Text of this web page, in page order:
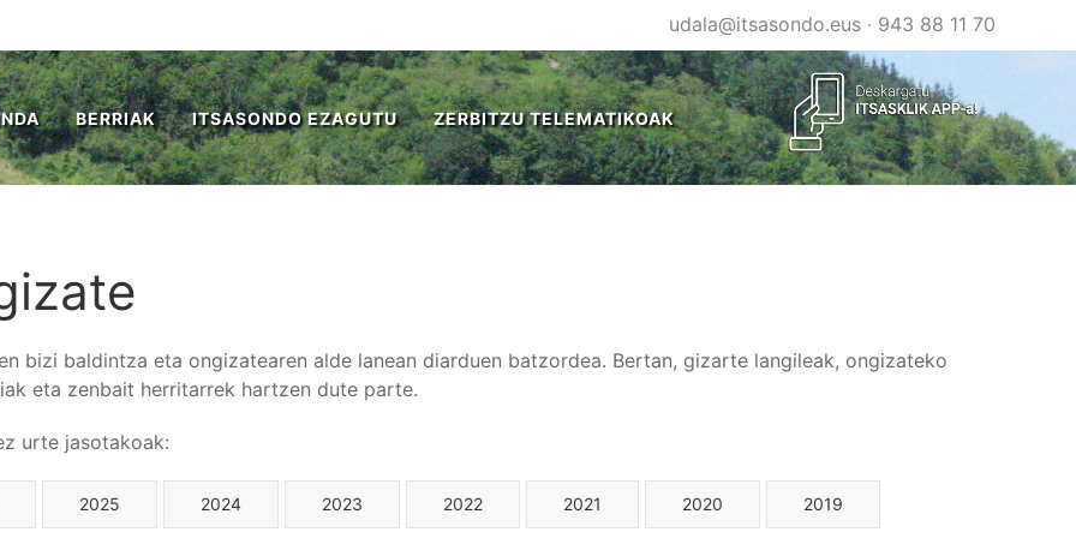
udala@itsasondo.eus· 943 88 11 70
BERRIAK ITSASONDO EZAGUTU ZERBITZU TELEMATIKOAK
bizi baldintza eta ongizatearen alde lanean diarduen batzordea. Bertan, gizarte langileak, ongizateko
eta zenbait herritarrek hartzen dute parte.
urte jasotakoak:
2025 2024 2023 2022 2021 2020 2019